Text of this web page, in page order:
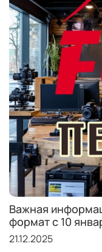
Важная
формат с 10
21.12.2025